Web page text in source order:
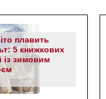
плавить
5 книжкових
із зимовим